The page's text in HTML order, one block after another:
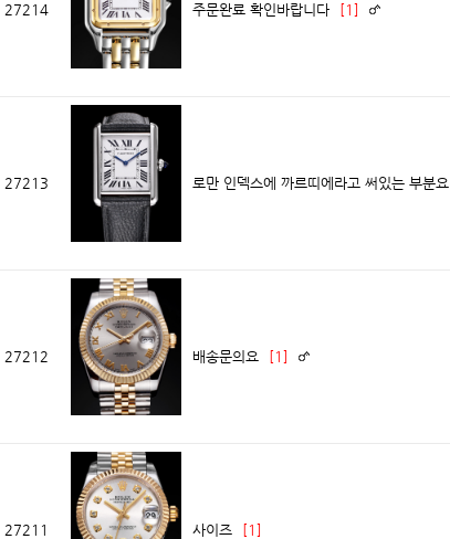
27214 주문완료 확인바랍니다 [1]
27213 로만 인덱스에 까르띠에라고 써있는 부분요
27212 배송문의요 [1]
27211 사이즈 [1]